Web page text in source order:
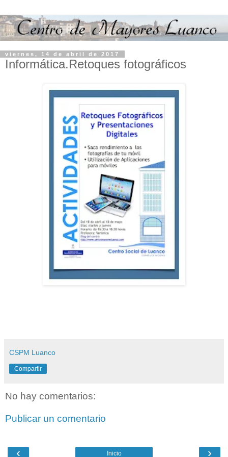
viernes, 14 de abril de 2017
Informática.Retoques fotográficos
CSPM Luanco
Compartir
No hay comentarios:
Publicar un comentario
‹ ›
Inicio